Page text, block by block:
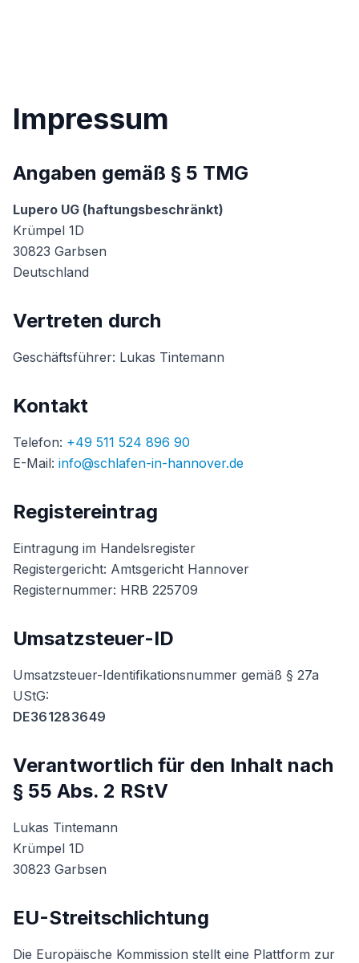
Impressum
Angaben gemäß § 5 TMG
Lupero UG (haftungsbeschränkt)
Krümpel 1D
30823 Garbsen
Deutschland
Vertreten durch
Geschäftsführer: Lukas Tintemann
Kontakt
Telefon: +49 511 524 896 90
E-Mail: info@schlafen-in-hannover.de
Registereintrag
Eintragung im Handelsregister
Registergericht: Amtsgericht Hannover
Registernummer: HRB 225709
Umsatzsteuer-ID
Umsatzsteuer-Identifikationsnummer gemäß § 27a
UStG:
DE361283649
Verantwortlich für den Inhalt nach
§ 55 Abs. 2 RStV
Lukas Tintemann
Krümpel 1D
30823 Garbsen
EU-Streitschlichtung
Die Europäische Kommission stellt eine Plattform zur